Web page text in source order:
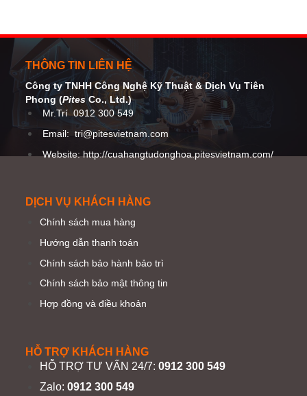
THÔNG TIN LIÊN HỆ
Công ty TNHH Công Nghệ Kỹ Thuật& Dịch Vụ Tiên
Phong (Pites Co., Ltd.)
Mr.Trí 0912 300 549
Email:tri@pitesvietnam.com
Website: http://cuahangtudonghoa.pitesvietnam.com/
DỊCH VỤ KHÁCH HÀNG
Chính sách mua hàng
Hướng dẫn thanh toán
Chính sách bảo hành bảo trì
Chính sách bảo mật thông tin
Hợp đồng và điều khoản
HỖ TRỢ KHÁCH HÀNG
HỖ TRỢ TƯ VẤN 24/7:0912 300 549
Zalo:0912 300 549